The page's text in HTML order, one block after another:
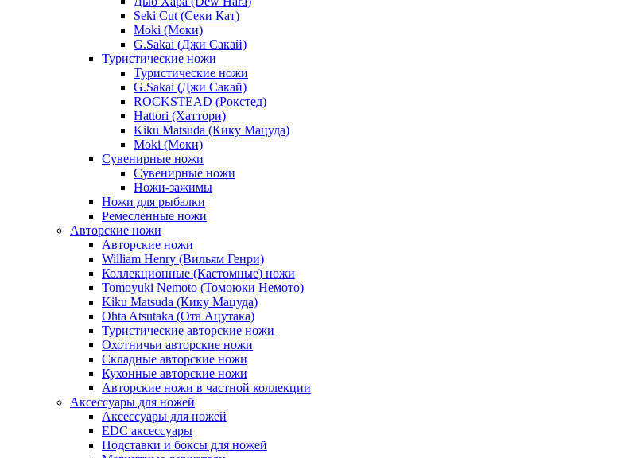
Seki Cut (Секи Кат)
Moki (Моки)
G.Sakai (Джи Сакай)
Туристические ножи
Туристические ножи
G.Sakai (Джи Сакай)
ROCKSTEAD (Рокстед)
Hattori (Хаттори)
Kiku Matsuda (Кику Мацуда)
Moki (Моки)
Сувенирные ножи
Сувенирные ножи
Ножи-зажимы
Ножи для рыбалки
Ремесленные ножи
Авторские ножи
Авторские ножи
William Henry (Вильям Генри)
Коллекционные (Кастомные) ножи
Tomoyuki Nemoto (Томоюки Немото)
Kiku Matsuda (Кику Мацуда)
Ohta Atsutaka (Ота Ацутака)
Туристические авторские ножи
Охотничьи авторские ножи
Складные авторские ножи
Кухонные авторские ножи
Авторские ножи в частной коллекции
Аксессуары для ножей
Аксессуары для ножей
EDC аксессуары
Подставки и боксы для ножей